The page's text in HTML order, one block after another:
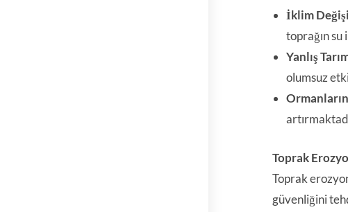
İklim
toprağın su
Yanlış
olumsuz
Toprak
Toprak
güvenliğini